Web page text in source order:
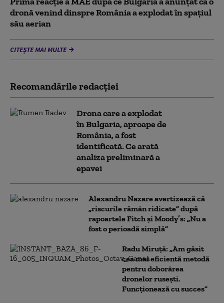
dronă venind dinspre România a explodat în spaţiul
său aerian
CITEȘTE MAI MULTE
Recomandările redacţiei
Drona care a explodat
în Bulgaria, aproape de
România, a fost
identificată. Ce arată
analiza preliminară a
epavei
Alexandru Nazare avertizează că
„riscurile rămân ridicate” după
rapoartele Fitch și Moody’s: „Nu a
fost o perioadă simplă”
Radu Miruță: „Am găsit
cea mai eficientă metodă
pentru doborârea
dronelor rusești.
Funcționează cu succes”